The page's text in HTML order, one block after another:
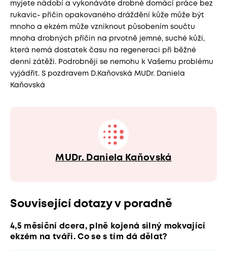
myjete nádobí a vykonáváte drobné domácí práce bez
rukavic- přičin opakovaného dráždění kůže může být
mnoho a ekzém může vzniknout působením součtu
mnoha drobných příčin na prvotně jemné, suché kůži,
která nemá dostatek času na regeneraci při běžné
denní zátěži. Podrobněji se nemohu k Vašemu problému
vyjádřit. S pozdravem D.Kaňovská MUDr. Daniela
Kaňovská
MUDr. Daniela Kaňovská
Související dotazy v poradně
4,5 měsíční dcera, plně kojená silný mokvající
ekzém na tváři. Co se s tím dá dělat?